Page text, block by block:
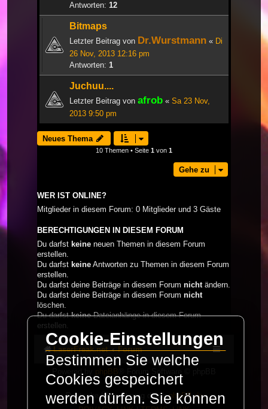
Antworten: 12
Bitmaps
Letzter Beitrag von Dr.Wurstmann « Di
26 Nov, 2013 12:16 pm
Antworten: 1
Juchuu....
Letzter Beitrag von afrob « Sa 23 Nov,
2013 9:50 pm
Neues Thema
10 Themen • Seite 1 von 1
Gehe zu
WER IST ONLINE?
Mitglieder in diesem Forum: 0 Mitglieder und 3 Gäste
BERECHTIGUNGEN IN DIESEM FORUM
Du darfst keine neuen Themen in diesem Forum
erstellen.
Du darfst keine Antworten zu Themen in diesem Forum
erstellen.
Du darfst deine Beiträge in diesem Forum nichtändern.
Du darfst deine Beiträge in diesem Forum nicht
löschen.
Du darfstkeineDateianhänge in diesem Forum
erstellen.
LaserFreak.net Forum
phpBB
Limited
Deutsche Übersetzung durchphpBB.de
Cookie-Einstellungen
Bestimmen Sie welche
Cookies gespeichert
werden dürfen. Sie können